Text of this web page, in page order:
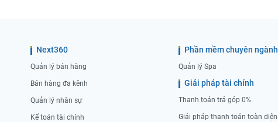
Next360
Quản lý bán hàng
Bán hàng đa kênh
Quản lý nhân sự
Kế toán tài chính
Phần mềm chuyên ngành
Quản lý Spa
Giải pháp tài chính
Thanh toán trả góp 0%
Giải pháp thanh toán toàn diện